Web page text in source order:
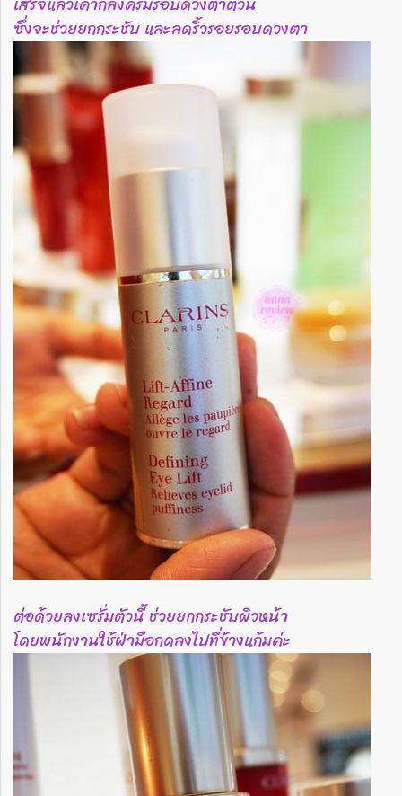
ซึ่งจะช่วยยกกระชับ และลดริ้วรอยรอบดวงตา
ต่อด้วยลงเซรั่มตัวนี้ ช่วยยกกระชับผิวหน้า
โดยพนักงานใช้ฝ่ามือกดลงไปที่ข้างแก้มค่ะ